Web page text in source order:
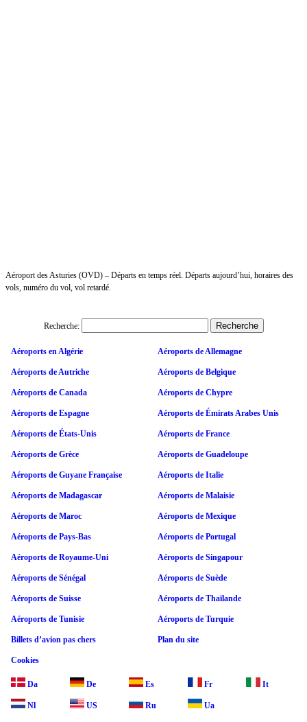
Aéroport des Asturies (OVD) – Départs en temps réel. Départs aujourd’hui, horaires des
vols, numéro du vol, vol retardé.
Recherche:
Aéroports en Algérie Aéroports de Allemagne
Aéroports de Autriche Aéroports de Belgique
Aéroports de Canada Aéroports de Chypre
Aéroports de Espagne Aéroports de Émirats Arabes Unis
Aéroports de États-Unis Aéroports de France
Aéroports de Grèce Aéroports de Guadeloupe
Aéroports de Guyane Française Aéroports de Italie
Aéroports de Madagascar Aéroports de Malaisie
Aéroports de Maroc Aéroports de Mexique
Aéroports de Pays-Bas Aéroports de Portugal
Aéroports de Royaume-Uni Aéroports de Singapour
Aéroports de Sénégal Aéroports de Suède
Aéroports de Suisse Aéroports de Thaïlande
Aéroports de Tunisie Aéroports de Turquie
Billets d’avion pas chers Plan du site
Cookies
Da De Es Fr It
Nl US Ru Ua